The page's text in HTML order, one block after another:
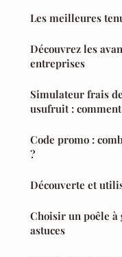
Les meilleures
Découvrez les
entreprises
Simulateur frais
usufruit :
Code promo :
?
Découverte et
Choisir un poêle
astuces